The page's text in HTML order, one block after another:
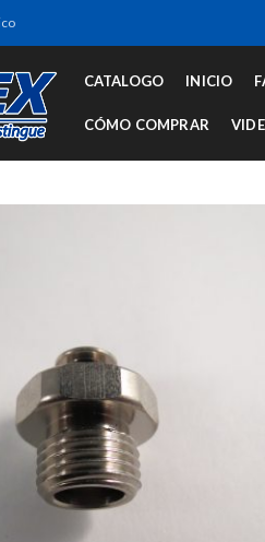
CATALOGO INICIO
CÓMO COMPRAR